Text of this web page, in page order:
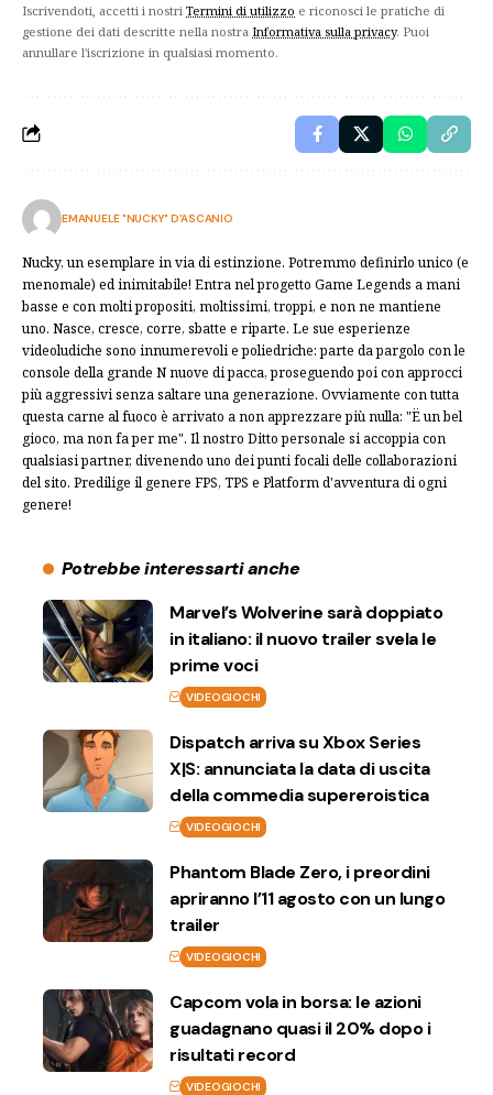
Iscrivendoti, accetti i nostri Termini di utilizzo e riconosci le pratiche di
gestione dei dati descritte nella nostra Informativa sulla privacy. Puoi
annullare l'iscrizione in qualsiasi momento.
EMANUELE "NUCKY" D'ASCANIO
Nucky, un esemplare in via di estinzione. Potremmo definirlo unico (e
menomale) ed inimitabile! Entra nel progetto Game Legends a mani
basse e con molti propositi, moltissimi, troppi, e non ne mantiene
uno. Nasce, cresce, corre, sbatte e riparte. Le sue esperienze
videoludiche sono innumerevoli e poliedriche: parte da pargolo con le
console della grande N nuove di pacca, proseguendo poi con approcci
più aggressivi senza saltare una generazione. Ovviamente con tutta
questa carne al fuoco è arrivato a non apprezzare più nulla: "Ë un bel
gioco, ma non fa per me". Il nostro Ditto personale si accoppia con
qualsiasi partner, divenendo uno dei punti focali delle collaborazioni
del sito. Predilige il genere FPS, TPS e Platform d'avventura di ogni
genere!
Potrebbe interessarti anche
Marvel’s Wolverine sarà doppiato
in italiano: il nuovo trailer svela le
prime voci
VIDEOGIOCHI
Dispatch arriva su Xbox Series
X|S: annunciata la data di uscita
della commedia supereroistica
VIDEOGIOCHI
Phantom Blade Zero, i preordini
apriranno l’11 agosto con un lungo
trailer
VIDEOGIOCHI
Capcom vola in borsa: le azioni
guadagnano quasi il 20% dopo i
risultati record
VIDEOGIOCHI